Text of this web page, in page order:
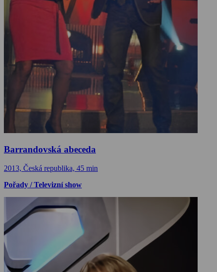
Barrandovská abeceda
2013, Česká republika, 45 min
Pořady / Televizní show